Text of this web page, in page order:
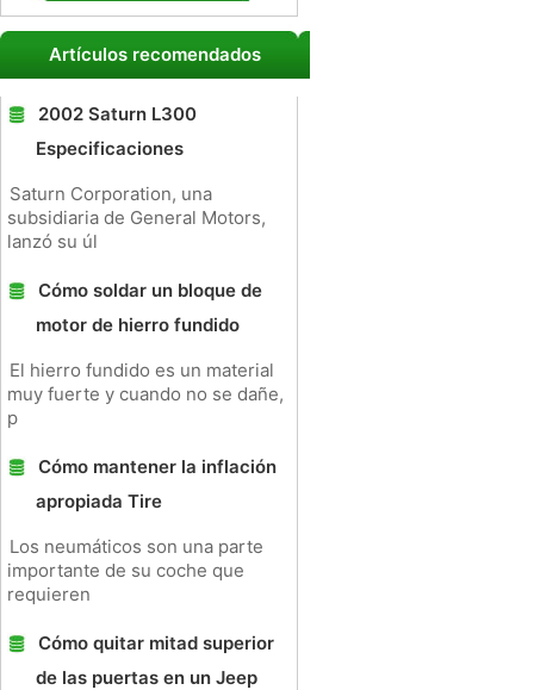
Artículos recomendados
2002 Saturn L300
Especificaciones
Saturn Corporation, una
subsidiaria de General Motors,
lanzó su úl
Cómo soldar un bloque de
motor de hierro fundido
El hierro fundido es un material
muy fuerte y cuando no se dañe,
p
Cómo mantener la inflación
apropiada Tire
Los neumáticos son una parte
importante de su coche que
requieren
Cómo quitar mitad superior
de las puertas en un Jeep